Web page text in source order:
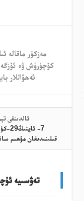
مەزكۇر ماقالە
كۆچۈرۈش ۋە
ئەھۋاللار
ئالدىنقى
7-
قىلىنىدىغان مۇھىم
تەۋسىيە